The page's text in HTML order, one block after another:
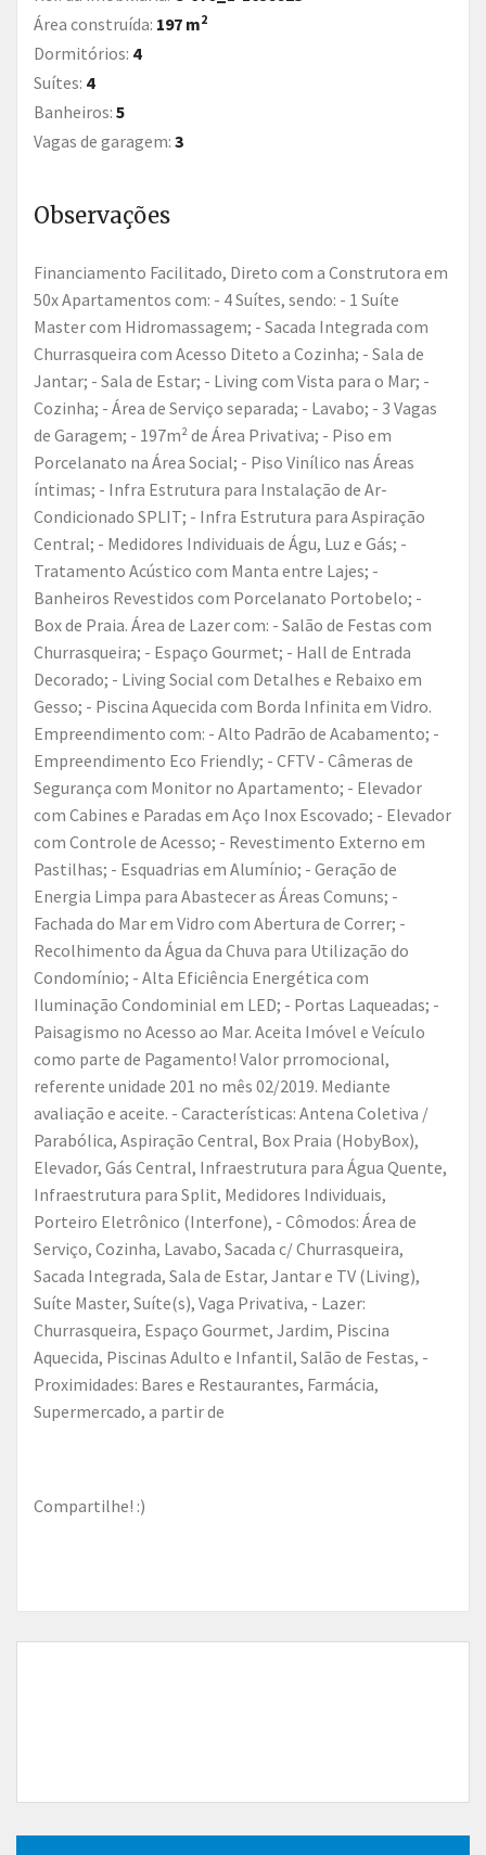
Área construída: 197 m2
Dormitórios: 4
Suítes: 4
Banheiros: 5
Vagas de garagem: 3
Observações
Financiamento Facilitado, Direto com a Construtora em
50x Apartamentos com: - 4 Suítes, sendo: - 1 Suíte
Master com Hidromassagem; - Sacada Integrada com
Churrasqueira com Acesso Diteto a Cozinha; - Sala de
Jantar; - Sala de Estar; - Living com Vista para o Mar; -
Cozinha; - Área de Serviço separada; - Lavabo; - 3 Vagas
de Garagem; - 197m² de Área Privativa; - Piso em
Porcelanato na Área Social; - Piso Vinílico nas Áreas
íntimas; - Infra Estrutura para Instalação de Ar-
Condicionado SPLIT; - Infra Estrutura para Aspiração
Central; - Medidores Individuais de Águ, Luz e Gás; -
Tratamento Acústico com Manta entre Lajes; -
Banheiros Revestidos com Porcelanato Portobelo; -
Box de Praia. Área de Lazer com: - Salão de Festas com
Churrasqueira; - Espaço Gourmet; - Hall de Entrada
Decorado; - Living Social com Detalhes e Rebaixo em
Gesso; - Piscina Aquecida com Borda Infinita em Vidro.
Empreendimento com: - Alto Padrão de Acabamento; -
Empreendimento Eco Friendly; - CFTV - Câmeras de
Segurança com Monitor no Apartamento; - Elevador
com Cabines e Paradas em Aço Inox Escovado; - Elevador
com Controle de Acesso; - Revestimento Externo em
Pastilhas; - Esquadrias em Alumínio; - Geração de
Energia Limpa para Abastecer as Áreas Comuns; -
Fachada do Mar em Vidro com Abertura de Correr; -
Recolhimento da Água da Chuva para Utilização do
Condomínio; - Alta Eficiência Energética com
Iluminação Condominial em LED; - Portas Laqueadas; -
Paisagismo no Acesso ao Mar. Aceita Imóvel e Veículo
como parte de Pagamento! Valor prromocional,
referente unidade 201 no mês 02/2019. Mediante
avaliação e aceite. - Características: Antena Coletiva /
Parabólica, Aspiração Central, Box Praia (HobyBox),
Elevador, Gás Central, Infraestrutura para Água Quente,
Infraestrutura para Split, Medidores Individuais,
Porteiro Eletrônico (Interfone), - Cômodos: Área de
Serviço, Cozinha, Lavabo, Sacada c/ Churrasqueira,
Sacada Integrada, Sala de Estar, Jantar e TV (Living),
Suíte Master, Suíte(s), Vaga Privativa, - Lazer:
Churrasqueira, Espaço Gourmet, Jardim, Piscina
Aquecida, Piscinas Adulto e Infantil, Salão de Festas, -
Proximidades: Bares e Restaurantes, Farmácia,
Supermercado, a partir de
Compartilhe! :)